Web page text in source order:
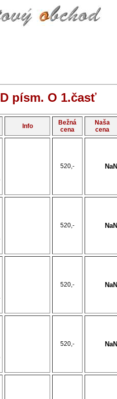
písm. O 1.časť
Info
Bežná
cena
Naša
cena
520,- NaN
520,- NaN
520,- NaN
520,- NaN